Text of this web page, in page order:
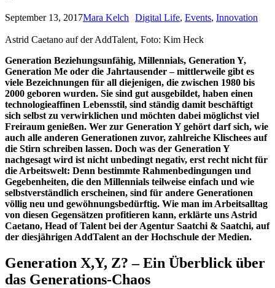
September 13, 2017Mara Kelch Digital Life, Events, Innovation
Astrid Caetano auf der AddTalent, Foto: Kim Heck
Generation Beziehungsunfähig, Millennials, Generation Y,
Generation Me oder die Jahrtausender – mittlerweile gibt es
viele Bezeichnungen für all diejenigen, die zwischen 1980 bis
2000 geboren wurden. Sie sind gut ausgebildet, haben einen
technologieaffinen Lebensstil, sind ständig damit beschäftigt
sich selbst zu verwirklichen und möchten dabei möglichst viel
Freiraum genießen. Wer zur Generation Y gehört darf sich, wie
auch alle anderen Generationen zuvor, zahlreiche Klischees auf
die Stirn schreiben lassen. Doch was der Generation Y
nachgesagt wird ist nicht unbedingt negativ, erst recht nicht für
die Arbeitswelt: Denn bestimmte Rahmenbedingungen und
Gegebenheiten, die den Millennials teilweise einfach und wie
selbstverständlich erscheinen, sind für andere Generationen
völlig neu und gewöhnungsbedürftig. Wie man im Arbeitsalltag
von diesen Gegensätzen profitieren kann, erklärte uns Astrid
Caetano, Head of Talent bei der Agentur Saatchi & Saatchi, auf
der diesjährigen AddTalent an der Hochschule der Medien.
Generation X,Y, Z? – Ein Überblick über
das Generations-Chaos